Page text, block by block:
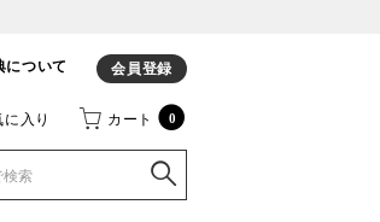
について 会員登録
に入り カート 0